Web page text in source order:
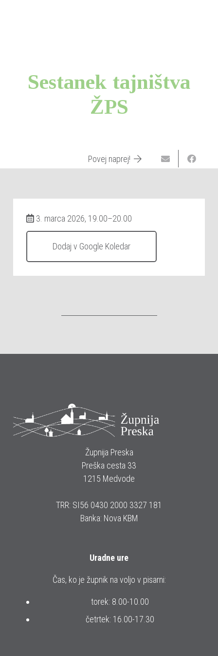
Sestanek tajništva
ŽPS
Povej naprej!
3. marca 2026, 19.00–20.00
Dodaj v Google Koledar
Župnija Preska
Preška cesta 33
1215 Medvode
TRR: SI56 0430 2000 3327 181
Banka: Nova KBM
Uradne ure
Čas, ko je župnik na voljo v pisarni:
torek: 8.00-10.00
četrtek: 16.00-17.30